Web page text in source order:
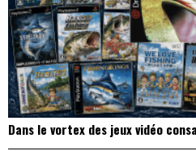
Dans le vortex des jeux vidéo